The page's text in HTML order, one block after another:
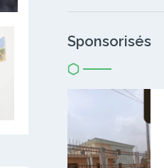
Sponsorisés